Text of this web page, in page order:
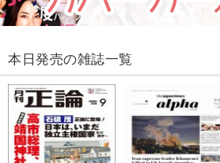
本日発売の雑誌一覧